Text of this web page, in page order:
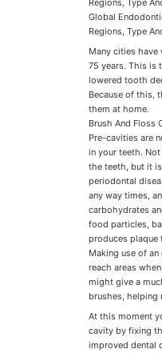
Regions, Type
Global
Regions, Type
Many cities
75 years. This is
lowered tooth
Because of this,
them at home.
Brush And Floss
Pre-cavities are
in your teeth.
the teeth, but it
periodontal
any way times,
carbohydrates
food particles,
produces plaque
Making use of
reach areas
might give a
brushes,
At this moment
cavity by fixing
improved dental